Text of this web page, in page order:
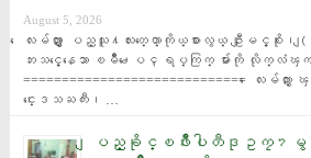
August 5, 2026
ေလးမ်က္ႏွာ ျပည္သူ႔လႊတ္ေတာ္ကိုယ္စားလွယ္ ဦးျမင့္စိုး၊
ဘးသင့္ေနေသာ ၿမိဳ႕ေပၚ ရပ္ကြက္ မ်ားကို လိုက္လံၾ
============================= ေလး
င္းေဒသႀကီး၊ …
ျပည္ခိုင္ၿဖိဳးပါတီဒုဥကၠ႒မွ ဝ